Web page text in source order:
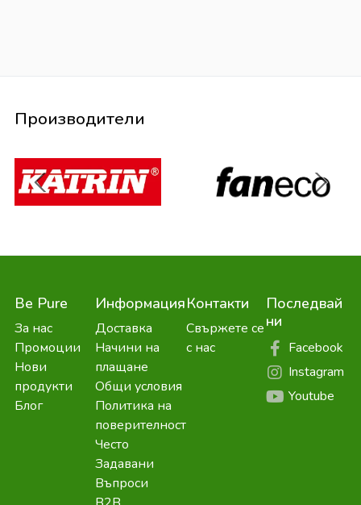
Производители
Be Pure
За нас
Промоции
Нови
продукти
Блог
Информация
Доставка
Начини на
плащане
Общи условия
Политика на
поверителност
Често
Задавани
Въпроси
Контакти
Свържете се
с нас
Последвай
ни
Facebook
Instagram
Youtube